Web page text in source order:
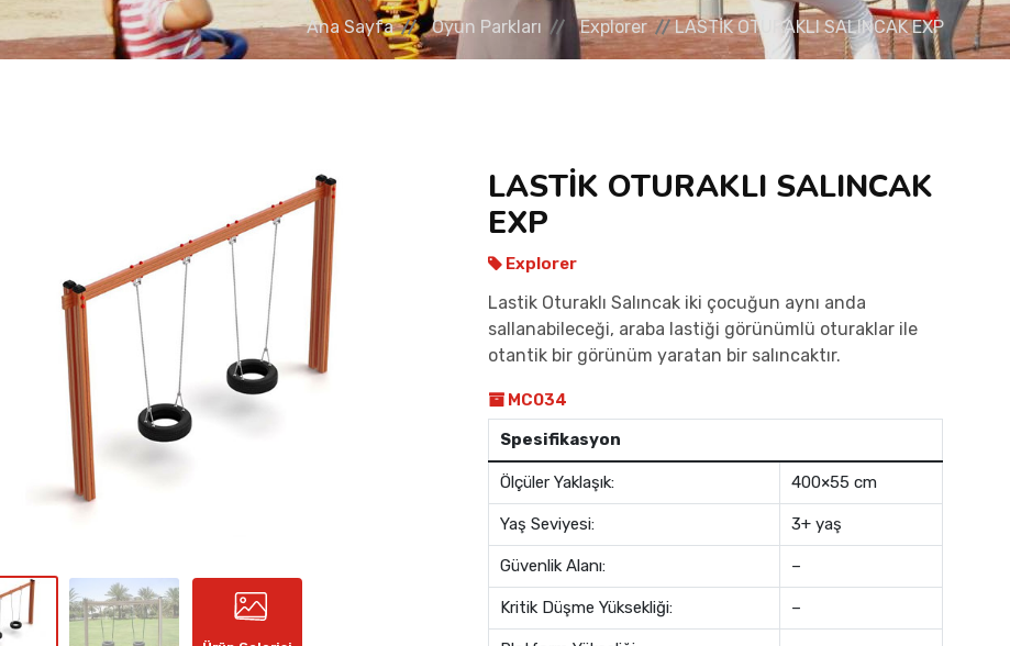
Ana Sayfa Oyun Parkları Explorer LASTİK OTURAKLI SALINCAK EXP
LASTİK OTURAKLI SALINCAK
EXP
Explorer
Lastik Oturaklı Salıncak iki çocuğun aynı anda
sallanabileceği, araba lastiği görünümlü oturaklar ile
otantik bir görünüm yaratan bir salıncaktır.
MC034
Spesifikasyon
Ölçüler Yaklaşık: 400×55 cm
Yaş Seviyesi: 3+ yaş
Güvenlik Alanı: –
Kritik Düşme Yüksekliği: –